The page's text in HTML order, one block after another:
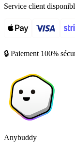
Service client
🔒 Paiement 100%
Anybuddy